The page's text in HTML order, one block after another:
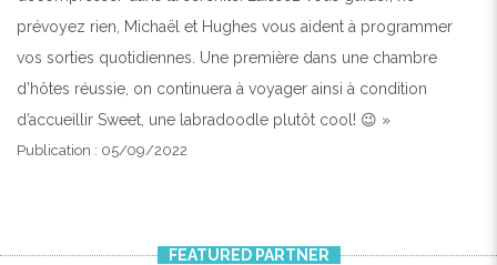
prévoyez rien, Michaël et Hughes vous aident à programmer
vos sorties quotidiennes. Une première dans une chambre
d’hôtes réussie, on continuera à voyager ainsi à condition
d’accueillir Sweet, une labradoodle plutôt cool! 😉 »
Publication : 05/09/2022
FEATURED PARTNER